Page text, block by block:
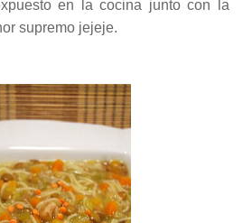
en la cocina junto con la
supremo jejeje.